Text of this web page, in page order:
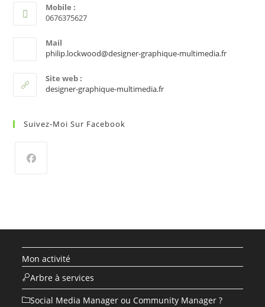
Mobile :
0676375627
Mail
philip.lockwood@designer-graphique-multimedia.frS’ouvre
Site web :
designer-graphique-multimedia.fr
Suivez-Moi Sur Facebook
Mon activité
Arbre à services
Social Media Manager ou Community Manager ?